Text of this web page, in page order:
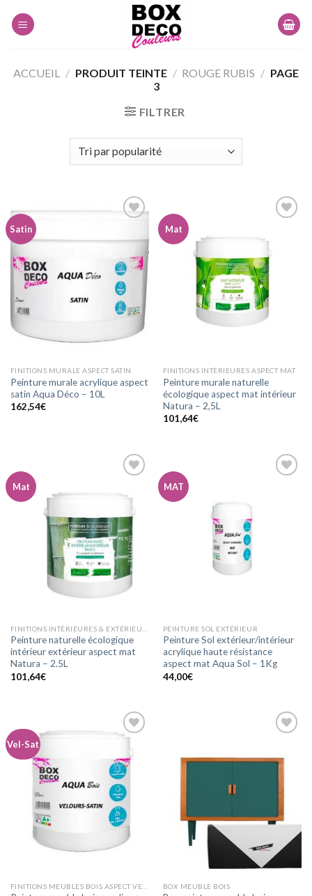
ACCUEIL / PRODUIT TEINTE / ROUGE RUBIS / PAGE
3
FILTRER
Satin
à la
wishlist
FINITIONS MURALE ASPECT SATIN
Peinture murale acrylique aspect
satin Aqua Déco – 10L
162,54€
Mat
wishlist
FINITIONS INTÉRIEURES ASPECT MAT
Peinture murale naturelle
écologique aspect mat intérieur
Natura – 2,5L
101,64€
Mat
à la
wishlist
Peinture naturelle écologique
intérieur extérieur aspect mat
Natura – 2.5L
101,64€
MAT
PEINTURE SOL EXTÉRIEUR
Peinture Sol extérieur/intérieur
acrylique haute résistance
aspect mat Aqua Sol – 1Kg
44,00€
Vel-Sat
Ajouter
à la
wishlist
Ajouter
BOX MEUBLE BOIS